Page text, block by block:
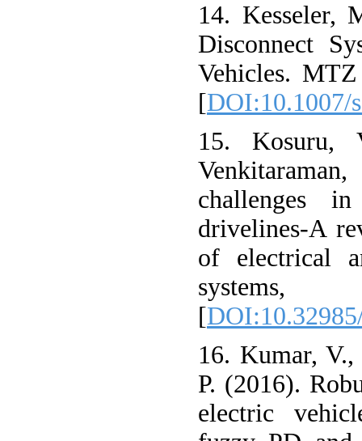
14. Kesseler,
Disconnect
Vehicles.
[DOI:10.1007/
15. Kosuru,
challenges
drivelines-A
of electrical
[
16. Kumar,
P. (2016).
electric